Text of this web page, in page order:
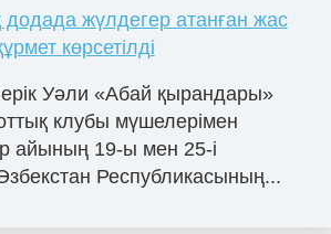
жүлдегер атанған жас
көрсетілді
Уәли «Абай қырандары»
клубы мүшелерімен
айының 19-ы мен 25-і
Республикасының...